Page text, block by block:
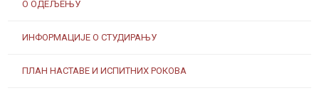
О ОДЕЉЕЊУ
ИНФОРМАЦИЈЕ О СТУДИРАЊУ
ПЛАН НАСТАВЕ И ИСПИТНИХ РОКОВА